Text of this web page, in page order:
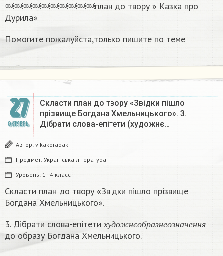
￼￼￼￼￼￼￼￼￼￼план до твору » Казка про
Дурила»
Помогите пожалуйста,только пишите по теме
27
ОКТЯБРЬ
Скласти план до твору «Звідки пішло
прізвище Богдана Хмельницького». 3.
Дібрати слова-епітети (художнє…
Автор: vikakorabak
Предмет: Українська література
Уровень: 1 - 4 класс
Скласти план до твору «Звідки пішло прізвище
Богдана Хмельницького».
3. Дібрати слова-епітетих у д о ж н є о б р а з н е о з н а ч е н ня
до образу Богдана Хмельницького.